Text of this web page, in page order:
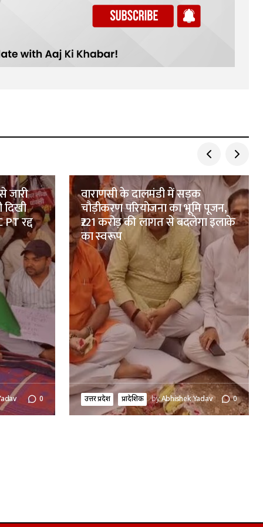
जारी
रद्द
0
वाराणसी के दालमंडी में सड़क
चौड़ीकरण परियोजना का भूमि पूजन,
₹221 करोड़ की लागत से बदलेगा इलाके
का स्वरूप
उत्तर प्रदेश प्रादेशिक byAbhishek Yadav 0